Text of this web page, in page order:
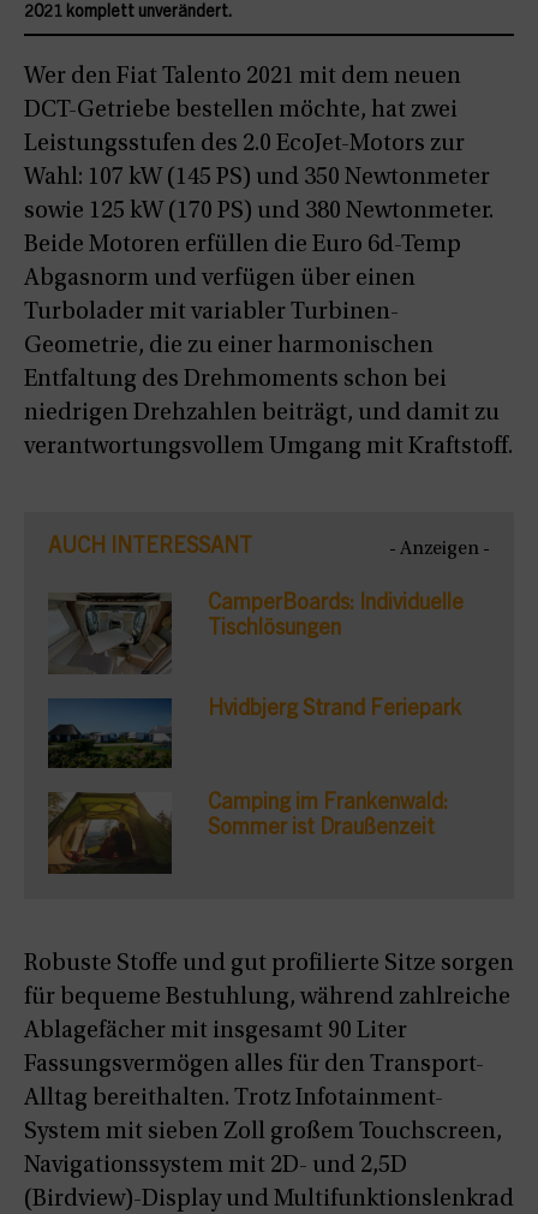
2021 komplett unverändert.
Wer den Fiat Talento 2021 mit dem neuen
DCT-Getriebe bestellen möchte, hat zwei
Leistungsstufen des 2.0 EcoJet-Motors zur
Wahl: 107 kW (145 PS) und 350 Newtonmeter
sowie 125 kW (170 PS) und 380 Newtonmeter.
Beide Motoren erfüllen die Euro 6d-Temp
Abgasnorm und verfügen über einen
Turbolader mit variabler Turbinen-
Geometrie, die zu einer harmonischen
Entfaltung des Drehmoments schon bei
niedrigen Drehzahlen beiträgt, und damit zu
verantwortungsvollem Umgang mit Kraftstoff.
AUCH INTERESSANT - Anzeigen -
CamperBoards: Individuelle
Tischlösungen
Hvidbjerg Strand Feriepark
Camping im Frankenwald:
Sommer ist Draußenzeit
Robuste Stoffe und gut profilierte Sitze sorgen
für bequeme Bestuhlung, während zahlreiche
Ablagefächer mit insgesamt 90 Liter
Fassungsvermögen alles für den Transport-
Alltag bereithalten. Trotz Infotainment-
System mit sieben Zoll großem Touchscreen,
Navigationssystem mit 2D- und 2,5D
(Birdview)-Display und Multifunktionslenkrad